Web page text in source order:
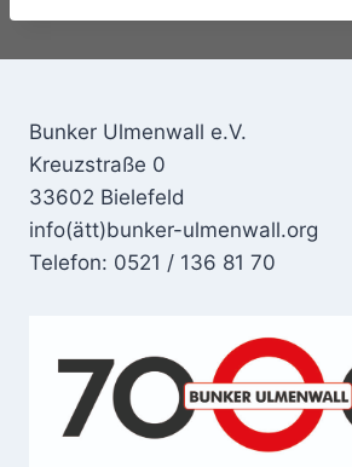
Bunker Ulmenwall e.V.
Kreuzstraße 0
33602 Bielefeld
info(ätt)bunker-ulmenwall.org
Telefon: 0521 / 136 81 70